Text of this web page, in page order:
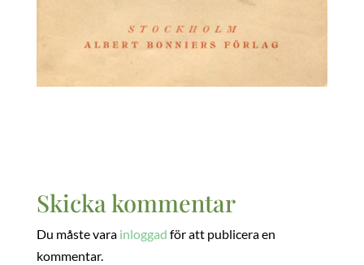
Skicka kommentar
Du måste vara inloggad för att publicera en
kommentar.